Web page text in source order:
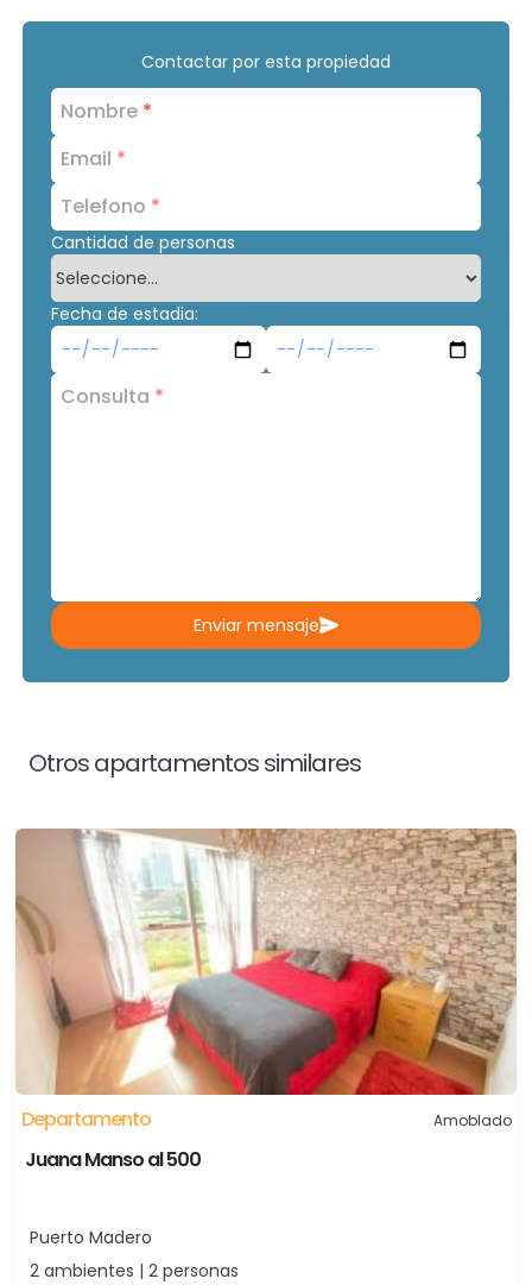
Contactar por esta propiedad
Nombre *
Email *
Telefono *
Cantidad de personas
Fecha de estadia:
Consulta *
Enviar mensaje
Otros apartamentos similares
Departamento Amoblado
Juana Manso al 500
Puerto Madero
2 ambientes | 2 personas